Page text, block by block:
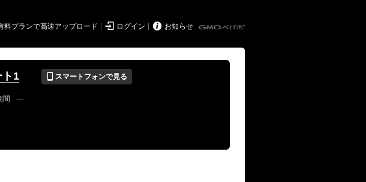
料プランで高速アップロード  ログイン  お知らせ
ト1 📱 スマートフォンで見る
間
---